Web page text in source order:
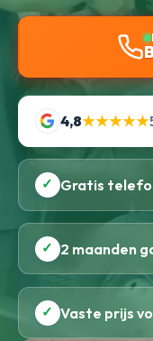
4,8★★★★★
✓ Gratis
✓ 2 maanden
✓ Vaste prijs